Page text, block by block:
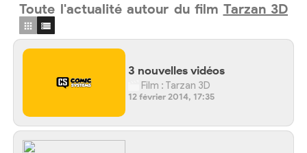
Toute l'actualité autour du film Tarzan 3D
3 nouvelles vidéos
Film : Tarzan 3D
12 février 2014, 17:35